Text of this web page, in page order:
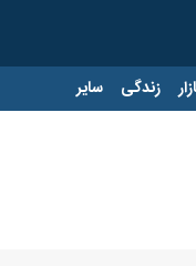
زندگی سایر